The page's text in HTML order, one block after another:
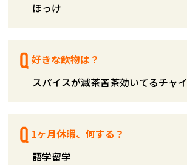
ほっけ
好きな飲物は？
スパイスが滅茶苦茶効いてるチャイ
1ヶ月休暇、何する？
語学留学